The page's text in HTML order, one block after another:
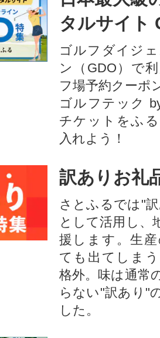
タルサイト
ゴルフダイジ
ン（GDO）で
フ場予約クーポ
ゴルフテック
チケットをふ
入れよう！
訳ありお礼
さとふるでは"
として活用し、
援します。⽣
ても出てしま
格外。味は通常
らない"訳あり"
した。